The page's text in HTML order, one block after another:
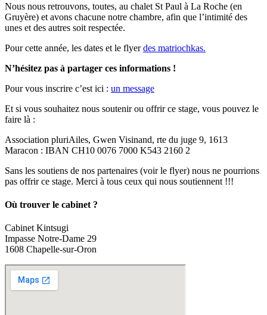
Nous nous retrouvons, toutes, au chalet St Paul à La Roche (en
Gruyère) et avons chacune notre chambre, afin que l’intimité des
unes et des autres soit respectée.
Pour cette année, les dates et le flyerdes matriochkas.
N’hésitez pas à partager ces informations !
Pour vous inscrire c’est ici : un message
Et si vous souhaitez nous soutenir ou offrir ce stage, vous pouvez le
faire là :
Association pluriAiles, Gwen Visinand, rte du juge 9, 1613
Maracon : IBAN CH10 0076 7000 K543 2160 2
Sans les soutiens de nos partenaires (voir le flyer) nous ne pourrions
pas offrir ce stage. Merci à tous ceux qui nous soutiennent !!!
Où trouver le cabinet ?
Cabinet Kintsugi
Impasse Notre-Dame 29
1608 Chapelle-sur-Oron